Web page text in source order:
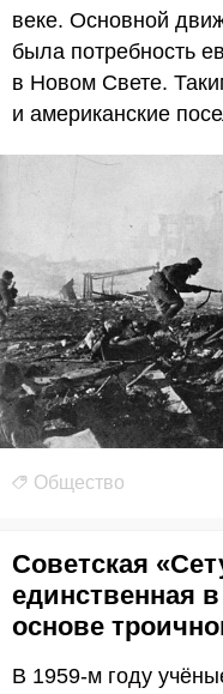
веке. Основной
была потребность
в Новом Свете.
и американские
Общество
Советская
единственная
основе
В 1959-м году